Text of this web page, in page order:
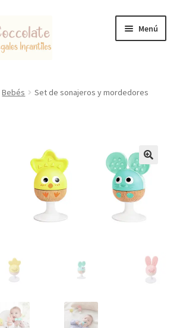
Menú
y Juguetería Educativa
Bebés
Set de sonajeros y mordedores
🔍